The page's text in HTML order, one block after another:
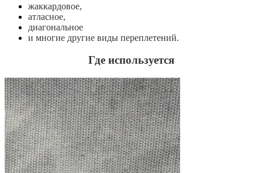
жаккардовое,
атласное,
диагональное
и многие другие виды переплетений.
Где используется